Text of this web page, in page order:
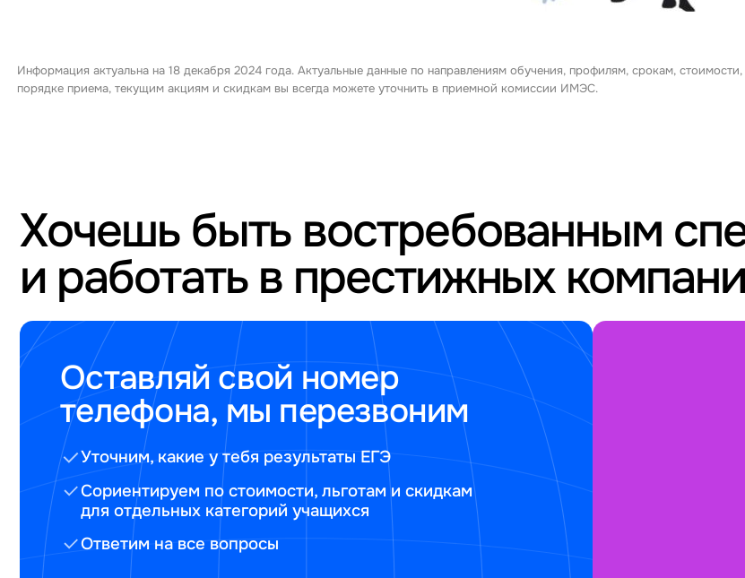
Информация актуальна на 18 декабря 2024 года. Актуальные данные по направлениям обучения, профилям, срокам, стоимости,
порядке приема, текущим акциям и скидкам вы всегда можете уточнить в приемной комиссии ИМЭС.
Хочешь быть востребованным
и работать в престижных
Оставляй свой номер
телефона, мы перезвоним
Уточним, какие у тебя результаты ЕГЭ
Сориентируем по стоимости, льготам и скидкам
для отдельных категорий учащихся
Ответим на все вопросы